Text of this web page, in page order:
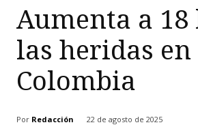
Aumenta a
las heridas
Colombia
Por Redacción 22 de agosto de 2025